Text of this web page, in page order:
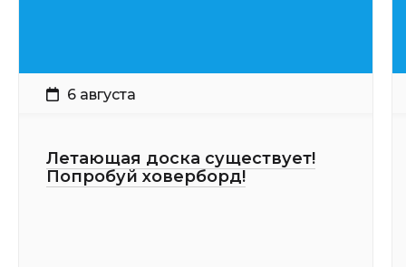
6 августа
Летающая доска существует!
Попробуй ховерборд!